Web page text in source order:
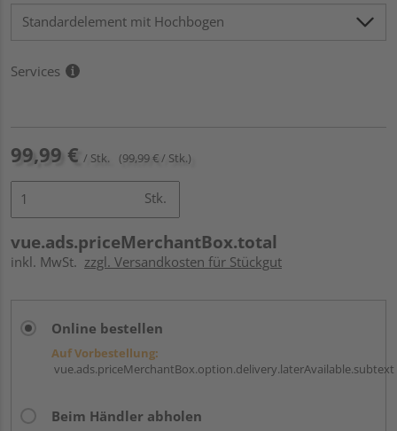
Services
99,99 € / Stk. (99,99 € / Stk.)
Stk.
vue.ads.priceMerchantBox.total
inkl. MwSt. zzgl. Versandkosten für Stückgut
Online bestellen
Auf Vorbestellung:
vue.ads.priceMerchantBox.option.delivery.laterAvailable.subtext
Beim Händler abholen